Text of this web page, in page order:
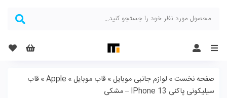
Menu
صفحه نخست» لوازم جانبی موبایل»قاب موبایل»
Apple
»قاب
سیلیکونی پاکنی IPhone 13 – مشکی